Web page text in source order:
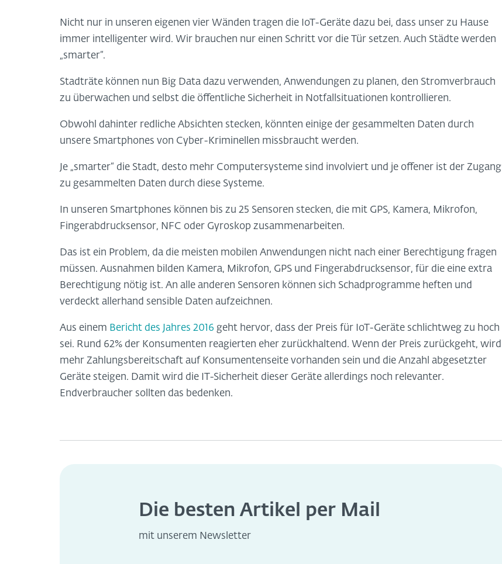
Nicht nur in unseren eigenen vier Wänden tragen die IoT-Geräte dazu bei, dass unser zu Hause
immer intelligenter wird. Wir brauchen nur einen Schritt vor die Tür setzen. Auch Städte werden
„smarter“.
Stadträte können nun Big Data dazu verwenden, Anwendungen zu planen, den Stromverbrauch
zu überwachen und selbst die öffentliche Sicherheit in Notfallsituationen kontrollieren.
Obwohl dahinter redliche Absichten stecken, könnten einige der gesammelten Daten durch
unsere Smartphones von Cyber-Kriminellen missbraucht werden.
Je „smarter“ die Stadt, desto mehr Computersysteme sind involviert und je offener ist der Zugang
zu gesammelten Daten durch diese Systeme.
In unseren Smartphones können bis zu 25 Sensoren stecken, die mit GPS, Kamera, Mikrofon,
Fingerabdrucksensor, NFC oder Gyroskop zusammenarbeiten.
Das ist ein Problem, da die meisten mobilen Anwendungen nicht nach einer Berechtigung fragen
müssen. Ausnahmen bilden Kamera, Mikrofon, GPS und Fingerabdrucksensor, für die eine extra
Berechtigung nötig ist. An alle anderen Sensoren können sich Schadprogramme heften und
verdeckt allerhand sensible Daten aufzeichnen.
Aus einem Bericht des Jahres 2016 geht hervor, dass der Preis für IoT-Geräte schlichtweg zu hoch
sei. Rund 62% der Konsumenten reagierten eher zurückhaltend. Wenn der Preis zurückgeht, wird
mehr Zahlungsbereitschaft auf Konsumentenseite vorhanden sein und die Anzahl abgesetzter
Geräte steigen. Damit wird die IT-Sicherheit dieser Geräte allerdings noch relevanter.
Endverbraucher sollten das bedenken.
Die besten Artikel per Mail
mit unserem Newsletter